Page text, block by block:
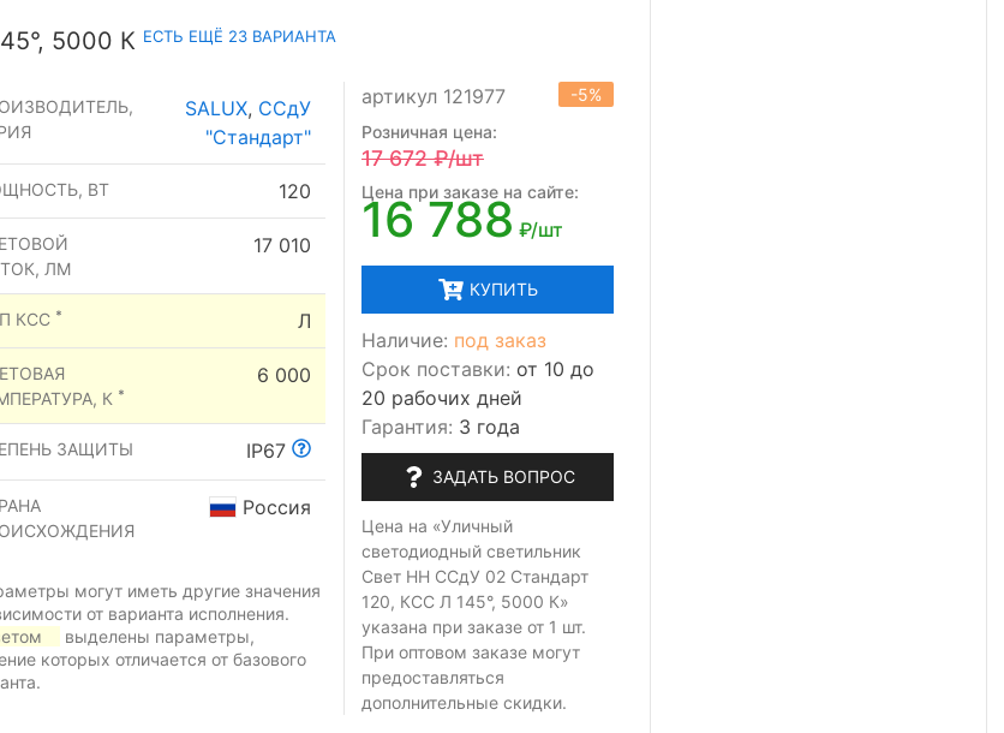
5000 К ЕСТЬ ЕЩЁ 23 ВАРИАНТА
SALUX, ССдУ
"Стандарт"
ВТ 120
ЛМ
17 010
КСС * Л
К *
6 000
ЗАЩИТЫ IP67
Россия
могут иметь другие значения
от варианта исполнения.
выделены параметры,
которых отличается от базового
артикул 121977
-5%
Розничная цена:
17 672₽/шт
Цена при заказе на сайте:
16 788 ₽/шт
КУПИТЬ
Наличие: под заказ
Срок поставки: от 10 до
20 рабочих дней
Гарантия: 3 года
ЗАДАТЬ ВОПРОС
Цена на «Уличный
светодиодный светильник
Свет НН ССдУ 02 Стандарт
120, КСС Л 145°, 5000 К»
указана при заказе от 1 шт.
При оптовом заказе могут
предоставляться
дополнительные скидки.